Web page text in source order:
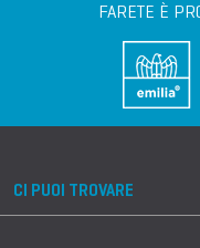
FARETE È
CI PUOI TROVARE